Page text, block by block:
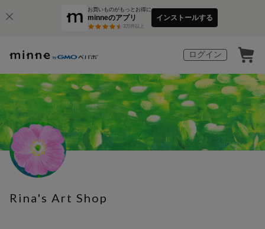
お買いものがもっとお得に
minneのアプリ
3万件以上
インストールする
ログイン
Rina's Art Shop